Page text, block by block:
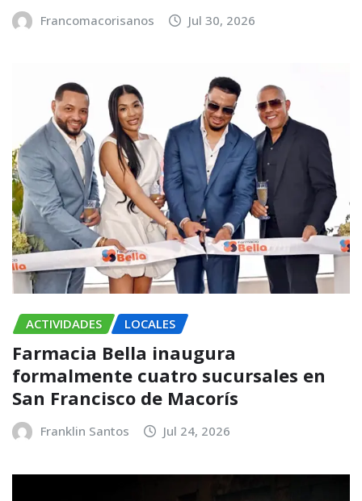
Francomacorisanos Jul 30, 2026
ACTIVIDADES LOCALES
Farmacia Bella inaugura
formalmente cuatro sucursales en
San Francisco de Macorís
Franklin Santos Jul 24, 2026